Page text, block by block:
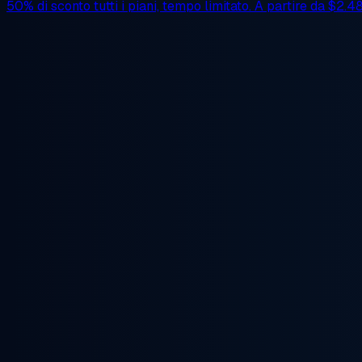
50% di sconto tutti i piani, tempo limitato. A partire da